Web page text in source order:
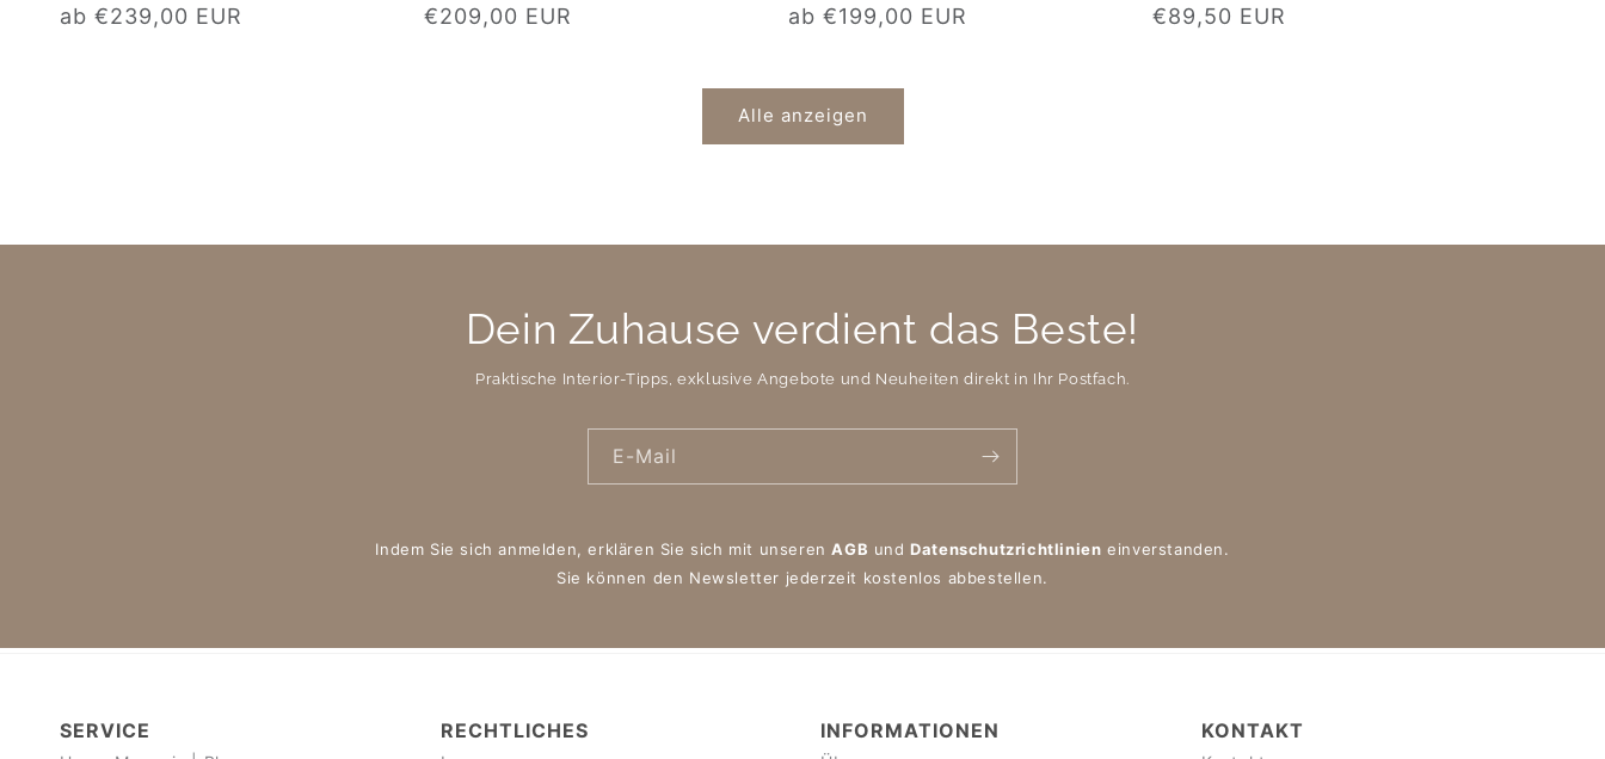
Normaler
ab €239,00 EUR
Normaler
€209,00 EUR
Normaler
ab €199,00 EUR
Normaler
€89,50 EUR
Alle anzeigen
Dein Zuhause verdient das Beste!
Praktische Interior-Tipps, exklusive Angebote und Neuheiten direkt in Ihr Postfach.
E-Mail
Indem Sie sich anmelden, erklären Sie sich mit unserenAGB undDatenschutzrichtlinien einverstanden.
Sie können den Newsletter jederzeit kostenlos abbestellen.
SERVICE RECHTLICHES INFORMATIONEN KONTAKT